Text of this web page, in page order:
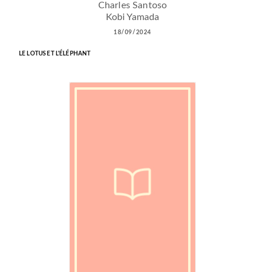
Charles Santoso
Kobi Yamada
18/09/2024
LE LOTUS ET L'ÉLÉPHANT